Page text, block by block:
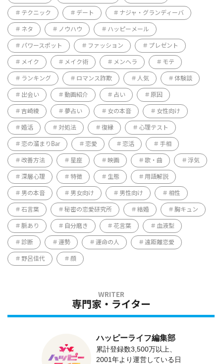
テクニック デート ナジャ・グランディーバ
ネタ ノウハウ ハッピーメール
パワースポット ファッション プレゼント
メイク メイク術 メンヘラ モテ
ランキング ロマンス詐欺 人気 体験談
出会い 動画紹介 占い 原因
吉崎綾 夢占い 女の本音 女性向け
婚活 対処法 復縁 心理テスト
恋の溜まりBar 恋愛 恋活 手相
改善方法 星座 映画 歌・曲 浮気
深層心理 特徴 生態 用語解説
男の本音 男女向け 男性向け 相性
石言葉 秘密の恋愛研究所 結婚 胸キュン
脈あり 自分磨き 花言葉 血液型
診断 運勢 運命の人 遠距離恋愛
野呂佳代 顔
専門家・ライター
ハッピーライフ編集部
累計登録数3,500万以上、
2001年より運営している日